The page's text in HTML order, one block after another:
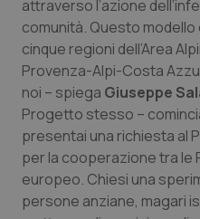
attraverso l’azione
comunità. Questo
cinque regioni dell’Area
Provenza-Alpi-Costa
noi – spiega Giuseppe
Progetto stesso –
presentai una richiesta al
per la cooperazione tra le
europeo. Chiesi una
persone anziane, magari
tracking-sites-ironfish-
tracking-enable
tracking-sites-ironfish-
session-id